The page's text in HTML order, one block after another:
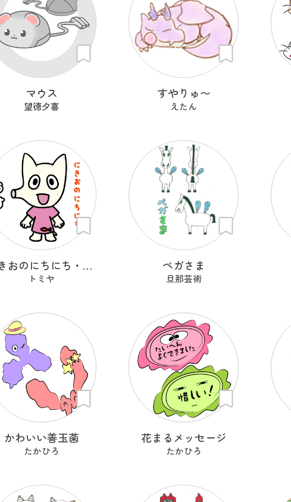
マウス
望徳夕喜
すやりゅ〜
えたん
にきおのにちにち・うす
トミヤ
ペガさま
旦那芸術
かわいい善玉菌
たかひろ
花まるメッセージ
たかひろ